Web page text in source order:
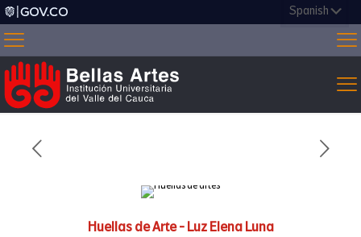
Huellas de Arte - Luz Elena Luna